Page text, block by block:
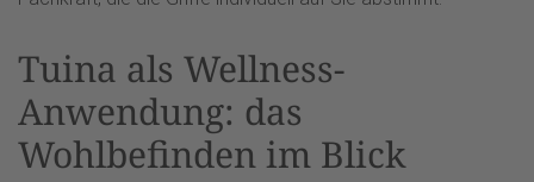
Tuina als Wellness-
Anwendung: das
Wohlbefinden im Blick